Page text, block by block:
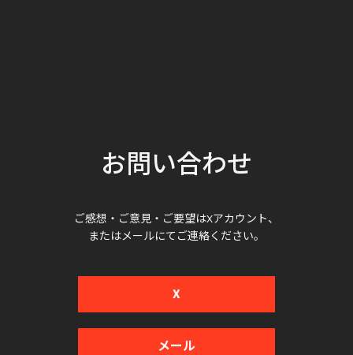
お問い合わせ
ご感想・ご意見・ご要望はXアカウント、
またはメールにてご連絡ください。
X
メール